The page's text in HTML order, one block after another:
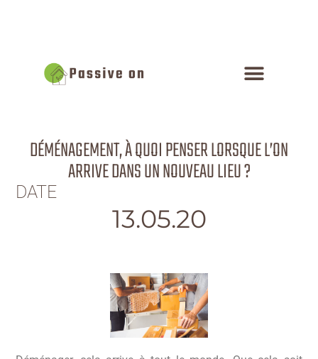
DÉMÉNAGEMENT, À QUOI PENSER LORSQUE L’ON
ARRIVE DANS UN NOUVEAU LIEU ?
DATE
13.05.20